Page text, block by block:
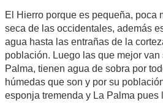
El Hierro porque es pequeña, poca
seca de las occidentales, además
agua hasta las entrañas de la
población. Luego las que mejor van
Palma, tienen agua de sobra por
húmedas que son y por su
esponja tremenda y La Palma